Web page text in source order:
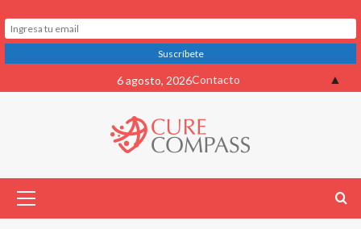
al
6 agosto, 2026Contacto
primario
▲